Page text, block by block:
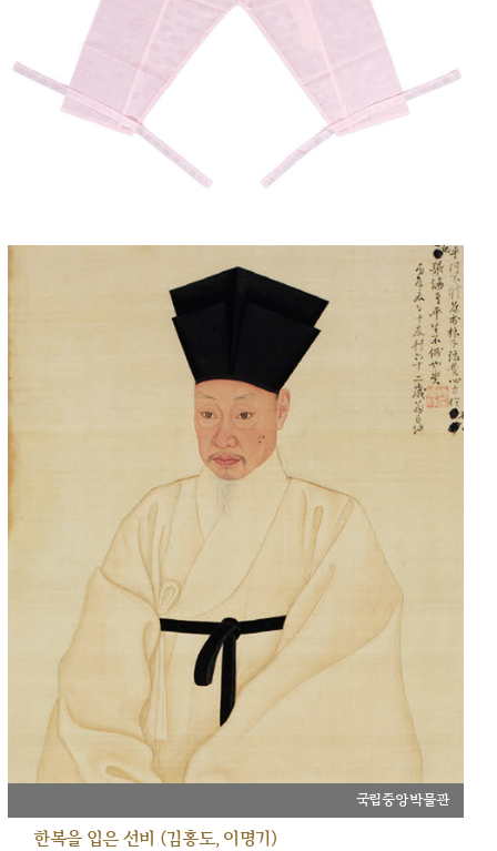
국립중앙박물관
한복을 입은 선비 (김홍도, 이명기)